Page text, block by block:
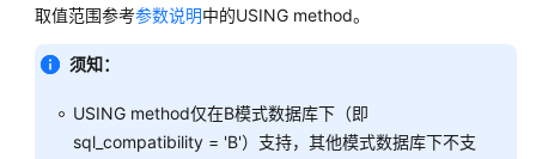
DATABASE
LINK
取值范围参考参数说明中的USING method。
须知：
USING method仅在B模式数据库下（即
sql_compatibility = 'B'）支持，其他模式数据库下不支